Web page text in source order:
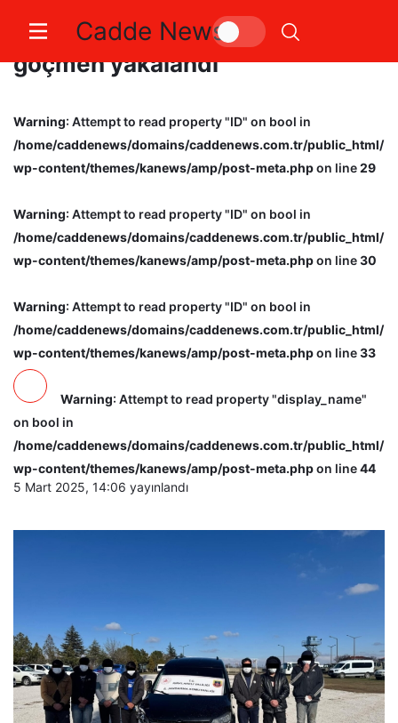
Cadde News
Kırklareli’nde 45 düzensiz
göçmen yakalandı
Warning: Attempt to read property "ID" on bool in
/home/caddenews/domains/caddenews.com.tr/public_html/
wp-content/themes/kanews/amp/post-meta.phpon line29
Warning: Attempt to read property "ID" on bool in
/home/caddenews/domains/caddenews.com.tr/public_html/
wp-content/themes/kanews/amp/post-meta.phpon line30
Warning: Attempt to read property "ID" on bool in
/home/caddenews/domains/caddenews.com.tr/public_html/
wp-content/themes/kanews/amp/post-meta.phpon line33
Warning: Attempt to read property "display_name"
on bool in
/home/caddenews/domains/caddenews.com.tr/public_html/
wp-content/themes/kanews/amp/post-meta.phpon line44
5 Mart 2025, 14:06 yayınlandı